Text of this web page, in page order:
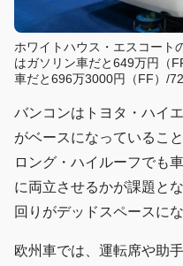
ホワイトハウス・エスコート
はガソリン車だと649万円（
車だと696万3000円（FF）/
バンコンはトヨタ・ハイ
がベースになっているこ
ロング・ハイルーフでも
に両立させるかが課題と
回りがデッドスペースに
欧州車では、運転席や助